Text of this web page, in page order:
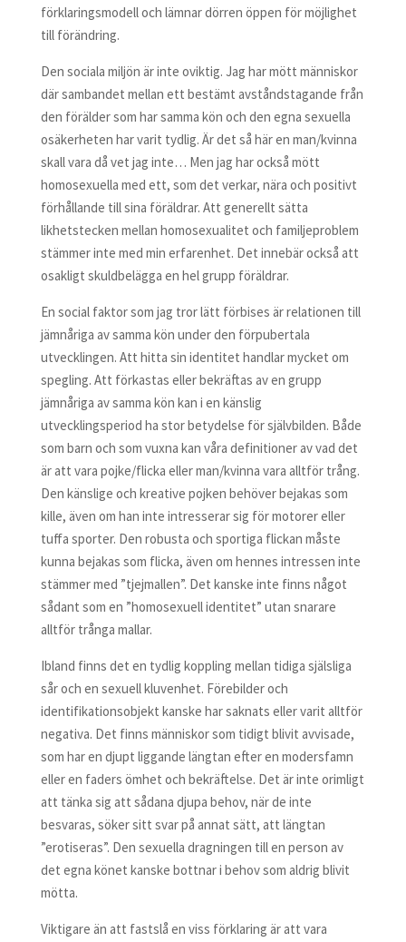
förklaringsmodell och lämnar dörren öppen för möjlighet
till förändring.
Den sociala miljön är inte oviktig. Jag har mött människor
där sambandet mellan ett bestämt avståndstagande från
den förälder som har samma kön och den egna sexuella
osäkerheten har varit tydlig. Är det så här en man/kvinna
skall vara då vet jag inte… Men jag har också mött
homosexuella med ett, som det verkar, nära och positivt
förhållande till sina föräldrar. Att generellt sätta
likhetstecken mellan homosexualitet och familjeproblem
stämmer inte med min erfarenhet. Det innebär också att
osakligt skuldbelägga en hel grupp föräldrar.
En social faktor som jag tror lätt förbises är relationen till
jämnåriga av samma kön under den förpubertala
utvecklingen. Att hitta sin identitet handlar mycket om
spegling. Att förkastas eller bekräftas av en grupp
jämnåriga av samma kön kan i en känslig
utvecklingsperiod ha stor betydelse för självbilden. Både
som barn och som vuxna kan våra definitioner av vad det
är att vara pojke/flicka eller man/kvinna vara alltför trång.
Den känslige och kreative pojken behöver bejakas som
kille, även om han inte intresserar sig för motorer eller
tuffa sporter. Den robusta och sportiga flickan måste
kunna bejakas som flicka, även om hennes intressen inte
stämmer med ”tjejmallen”. Det kanske inte finns något
sådant som en ”homosexuell identitet” utan snarare
alltför trånga mallar.
Ibland finns det en tydlig koppling mellan tidiga själsliga
sår och en sexuell kluvenhet. Förebilder och
identifikationsobjekt kanske har saknats eller varit alltför
negativa. Det finns människor som tidigt blivit avvisade,
som har en djupt liggande längtan efter en modersfamn
eller en faders ömhet och bekräftelse. Det är inte orimligt
att tänka sig att sådana djupa behov, när de inte
besvaras, söker sitt svar på annat sätt, att längtan
”erotiseras”. Den sexuella dragningen till en person av
det egna könet kanske bottnar i behov som aldrig blivit
mötta.
Viktigare än att fastslå en viss förklaring är att vara